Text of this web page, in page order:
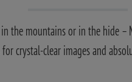
the mountains or in the hide –
for crystal-clear images and